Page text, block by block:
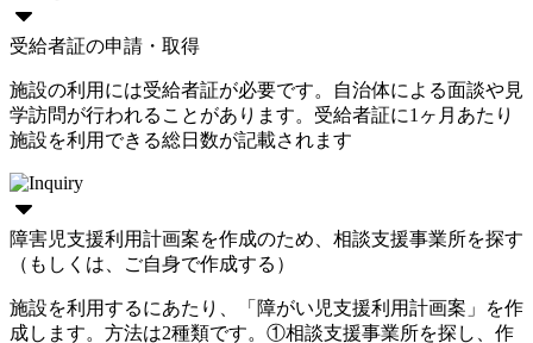
受給者証の申請・取得
施設の利用には受給者証が必要です。自治体による面談や見
学訪問が行われることがあります。受給者証に1ヶ月あたり
施設を利用できる総日数が記載されます
障害児支援利用計画案を作成のため、相談支援事業所を探す
（もしくは、ご自身で作成する）
施設を利用するにあたり、「障がい児支援利用計画案」を作
成します。方法は2種類です。①相談支援事業所を探し、作